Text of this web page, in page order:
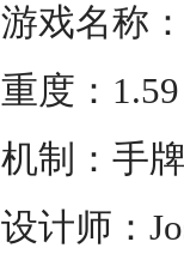
游戏名称
重度：1.59
机制：手
设计师：